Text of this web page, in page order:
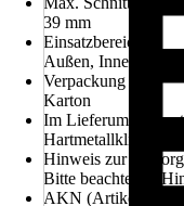
39 mm
Einsatzbereich
Außen, Innen
Verpackung
Karton
Im Lieferumfang
Hartmetallklinge,
Hinweis zur
Bitte beachte die
AKN